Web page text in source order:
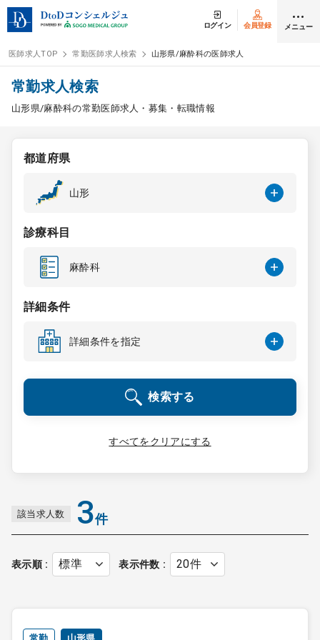
ログイン 会員登録 メニュー
ログイン
医師求人
常勤検索
スポット検索
DtoDの転職・
コンサルタント
成功事例
転職ノウハウ
受付時間 9:00 ～ 18:00（平日）
0120-337-613
クリニック開業
採用をお考えの医療機関の方
医師求人TOP 常勤医師求人検索 山形県/麻酔科の医師求人
常勤求人検索
山形県/麻酔科の常勤医師求人・募集・転職情報
都道府県
山形
診療科目
麻酔科
詳細条件
詳細条件を指定
検索する
すべてをクリアにする
該当求人数 3件
表示順 表示件数